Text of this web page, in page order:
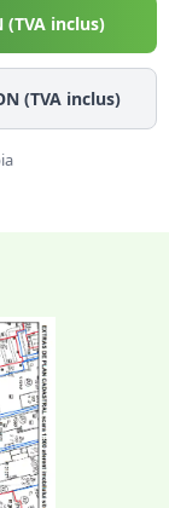
(TVA inclus)
(TVA inclus)